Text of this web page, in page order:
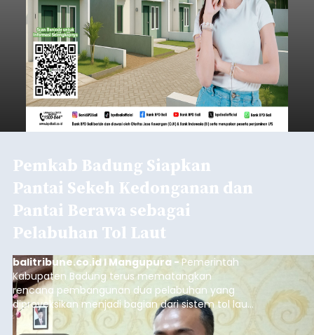
Pemkab Badung Siapkan
Pantai Sekeh Kedonganan dan
Pantai Berawa sebagai
Pelabuhan Tol Laut
balitribune.co.id I Mangupura -Pemerintah
Kabupaten Badung terus mematangkan
rencana pembangunan dua pelabuhan yang
diproyeksikan menjadi bagian dari sistem tol laut
sekaligus transportasi publik terintegrasi. Dua
lokasi yang disiapkan berada di Pantai Sekeh,